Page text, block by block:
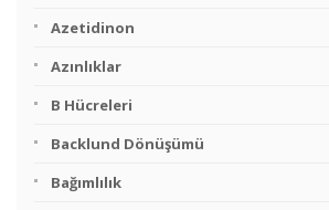
Azetidinon
Azınlıklar
B Hücreleri
Backlund Dönüşümü
Bağımlılık